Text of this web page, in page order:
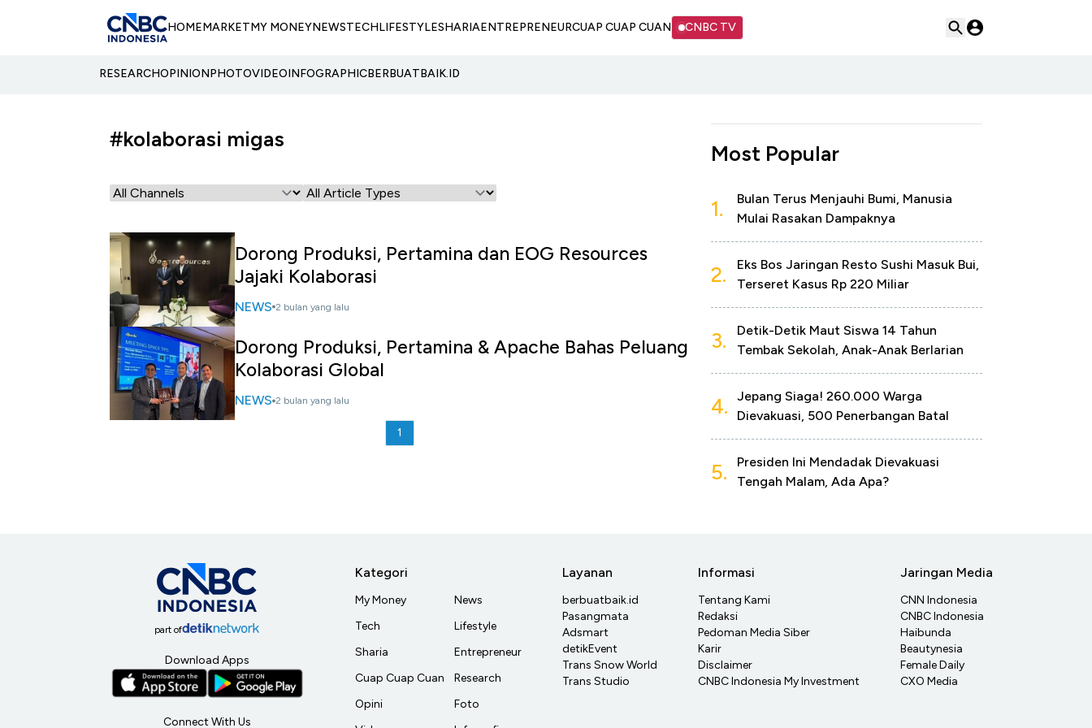
HOMEMARKETMY MONEYNEWSTECHLIFESTYLESHARIAENTREPRENEURCUAP CUAP CUAN CNBC TV
RESEARCHOPINIONPHOTOVIDEOINFOGRAPHICBERBUATBAIK.ID
#kolaborasi migas
Dorong Produksi, Pertamina dan EOG Resources
Jajaki Kolaborasi
NEWS 2 bulan yang lalu
Dorong Produksi, Pertamina & Apache Bahas Peluang
Kolaborasi Global
NEWS 2 bulan yang lalu
1
Most Popular
1.
Bulan Terus Menjauhi Bumi, Manusia
Mulai Rasakan Dampaknya
2.
Eks Bos Jaringan Resto Sushi Masuk Bui,
Terseret Kasus Rp 220 Miliar
3.
Detik-Detik Maut Siswa 14 Tahun
Tembak Sekolah, Anak-Anak Berlarian
4.
Jepang Siaga! 260.000 Warga
Dievakuasi, 500 Penerbangan Batal
5.
Presiden Ini Mendadak Dievakuasi
Tengah Malam, Ada Apa?
part of
Download Apps
Connect With Us
Kategori
My Money
Tech
Sharia
Cuap Cuap Cuan
Opini
News
Lifestyle
Entrepreneur
Research
Foto
Layanan
berbuatbaik.id
Pasangmata
Adsmart
detikEvent
Trans Snow World
Trans Studio
Informasi
Tentang Kami
Redaksi
Pedoman Media Siber
Karir
Disclaimer
CNBC Indonesia My Investment
Jaringan Media
CNN Indonesia
CNBC Indonesia
Haibunda
Beautynesia
Female Daily
CXO Media